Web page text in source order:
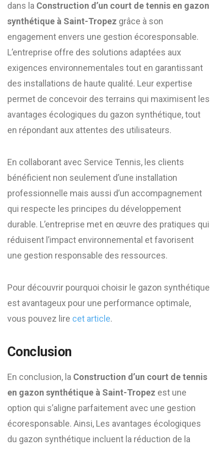
dans la Construction d’un court de tennis en gazon
synthétique à Saint-Tropez grâce à son
engagement envers une gestion écoresponsable.
L’entreprise offre des solutions adaptées aux
exigences environnementales tout en garantissant
des installations de haute qualité. Leur expertise
permet de concevoir des terrains qui maximisent les
avantages écologiques du gazon synthétique, tout
en répondant aux attentes des utilisateurs.
En collaborant avec Service Tennis, les clients
bénéficient non seulement d’une installation
professionnelle mais aussi d’un accompagnement
qui respecte les principes du développement
durable. L’entreprise met en œuvre des pratiques qui
réduisent l’impact environnemental et favorisent
une gestion responsable des ressources.
Pour découvrir pourquoi choisir le gazon synthétique
est avantageux pour une performance optimale,
vous pouvez lire cet article.
Conclusion
En conclusion, la Construction d’un court de tennis
en gazon synthétique à Saint-Tropez est une
option qui s’aligne parfaitement avec une gestion
écoresponsable. Ainsi, Les avantages écologiques
du gazon synthétique incluent la réduction de la